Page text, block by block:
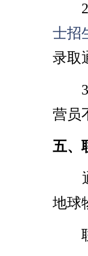
2
士招
录取
3
营员
五、
地球